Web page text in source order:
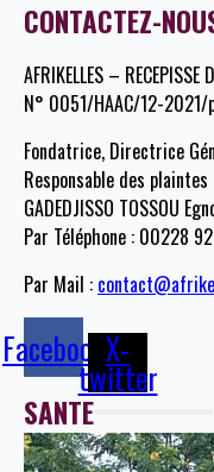
CONTACTEZ-
AFRIKELLES – RECEPISSE
N° 0051/HAAC/12-
Fondatrice, Directrice
Responsable des plaintes
GADEDJISSO TOSSOU
Par Téléphone : 00228
Par Mail :
FacebookX-
twitter
SANTE